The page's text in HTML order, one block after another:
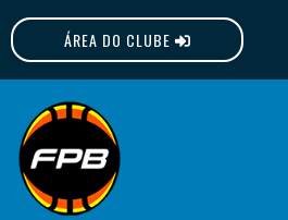
ÁREA DO CLUBE
FPB